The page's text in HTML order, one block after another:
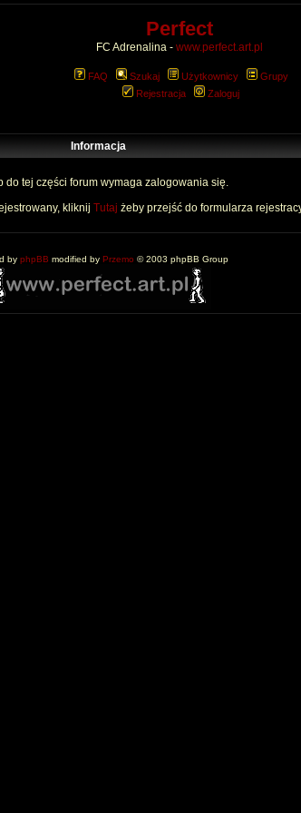
Perfect
FC Adrenalina - www.perfect.art.pl
FAQ Szukaj Użytkownicy
Grupy
Rejestracja
Zaloguj
Informacja
do tej części forum wymaga zalogowania się.
kliknij Tutaj żeby przejść do formularza
by phpBB modified by Przemo © 2003 phpBB Group